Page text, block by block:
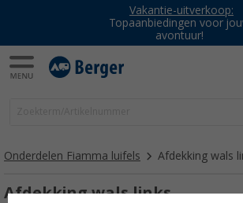
Vakantie-uitverkoop:
Topaanbiedingen voor
avontuur!
Onderdelen Fiamma luifels Afdekking wals
Afdekking wals links